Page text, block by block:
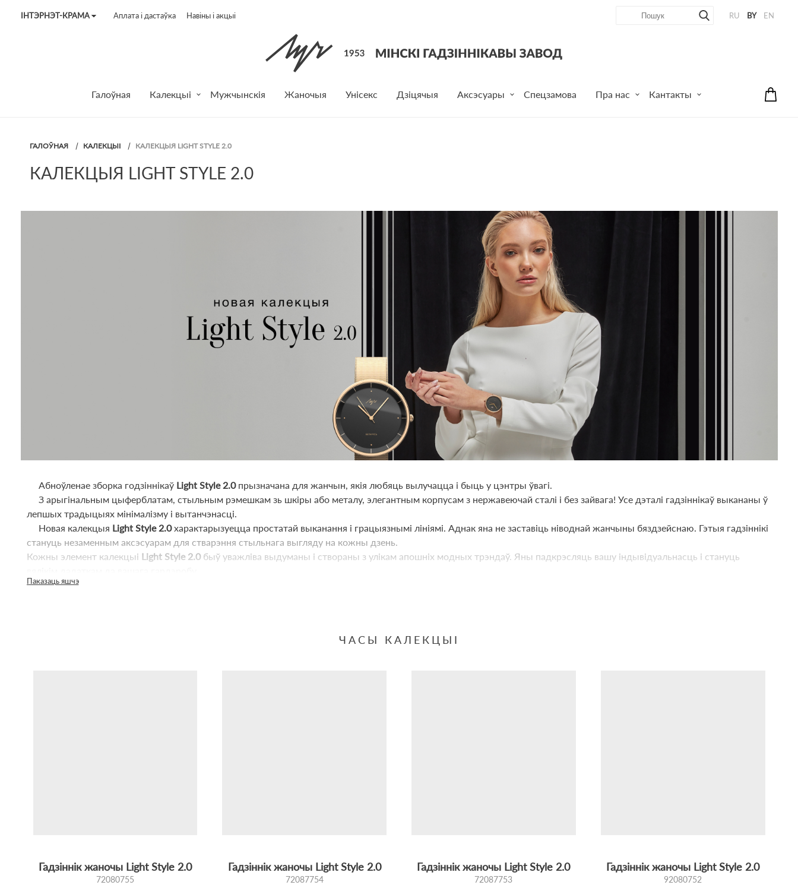
RU BY EN
ІНТЭРНЭТ-КРАМА
Аплата і дастаўка Навіны і акцыі
Галоўная Калекцыі Мужчынскія Жаночыя Унісекс Дзіцячыя Аксэсуары Спецзамова Пра нас Кантакты
ГАЛОЎНАЯ КАЛЕКЦЫІ КАЛЕКЦЫЯ LIGHT STYLE 2.0
КАЛЕКЦЫЯ LIGHT STYLE 2.0
Абноўленае зборка годзіннікаў Light Style 2.0прызначана для жанчын, якія любяць вылучацца і быць у цэнтры ўвагі.
З арыгінальным цыферблатам, стыльным рэмешкам зь шкіры або металу, элегантным корпусам з нержавеючай сталі і без зайвага! Усе дэталі гадзіннікаў выкананы ў
лепшых традыцыях мінімалізму і вытанчэнасці.
Новая калекцыя Light Style 2.0характарызуецца простатай выканання і грацыязнымі лініямі. Аднак яна не заставіць ніводнай жанчыны бяздзейснаю. Гэтыя гадзіннікі
стануць незаменным аксэсуарам для стварэння стыльнага выгляду на кожны дзень.
Кожны элемент калекцыі Light Style 2.0быў уважліва выдуманы і створаны з улікам апошніх модных трэндаў. Яны падкрэсляць вашу індывідуальнасць і стануць
Паказаць яшчэ
ЧАСЫ КАЛЕКЦЫІ
Гадзіннік жаночы Light Style 2.0
72080755
Гадзіннік жаночы Light Style 2.0
72087754
Гадзіннік жаночы Light Style 2.0
72087753
Гадзіннік жаночы Light Style 2.0
92080752